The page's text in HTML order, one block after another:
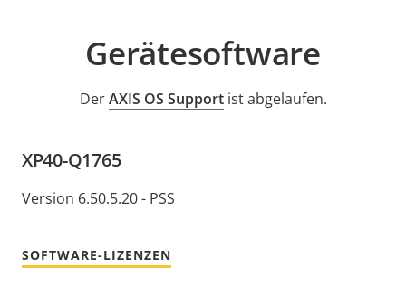
Gerätesoftware
DerAXIS OS Supportist abgelaufen.
XP40-Q1765
Version 6.50.5.20 - PSS
SOFTWARE-LIZENZEN